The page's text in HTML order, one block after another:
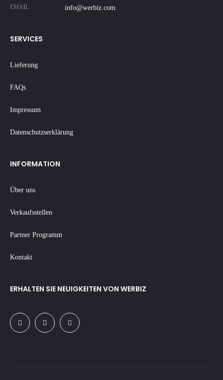
EMAIL info@werbiz.com
SERVICES
Lieferung
FAQs
Impressum
Datenschutzserklärung
INFORMATION
Über uns
Verkaufsstellen
Partner Programm
Kontakt
ERHALTEN SIE NEUIGKEITEN VON WERBIZ